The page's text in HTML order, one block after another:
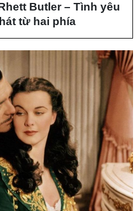
Butler – Tình yêu
từ hai phía